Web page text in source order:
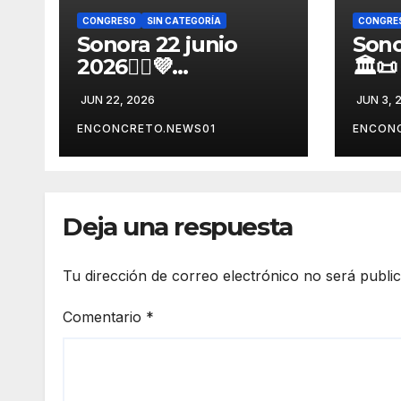
CONGRESO SIN CATEGORÍA
Sonora 22 junio
2026👩‍⚖️💜
¡CONGRESO DE
SONORA ABRE
CONVOCATORIA
PARA TITULAR DE
GÉNERO! 📋🏛️
JUN 22, 2026
ENCONCRETO.NEWS01
🏛️📜
JUN 3,
Deja una respuesta
Tu dirección de correo electrónico no será
Comentario *